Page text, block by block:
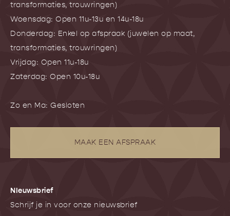
transformaties, trouwringen)
Woensdag: Open 11u-13u en 14u-18u
Donderdag: Enkel op afspraak (juwelen op maat,
transformaties, trouwringen)
Vrijdag: Open 11u-18u
Zaterdag: Open 10u-18u
Zo en Ma: Gesloten
MAAK EEN AFSPRAAK
NIeuwsbrief
Schrijf je in voor onze nieuwsbrief